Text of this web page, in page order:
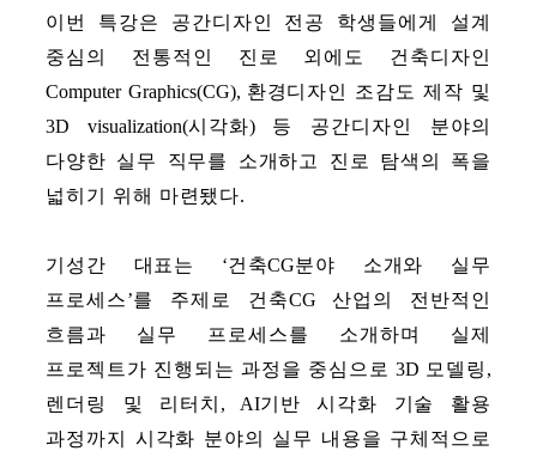
이번 특강은 공간디자인 전공 학생들에게 설계
중심의 전통적인 진로 외에도 건축디자인
Computer Graphics(CG), 환경디자인 조감도 제작 및
3D visualization(시각화) 등 공간디자인 분야의
다양한 실무 직무를 소개하고 진로 탐색의 폭을
넓히기 위해 마련됐다.
기성간 대표는 ‘건축CG분야 소개와 실무
프로세스’를 주제로 건축CG산업의 전반적인
흐름과 실무 프로세스를 소개하며 실제
프로젝트가 진행되는 과정을 중심으로3D 모델링 ,
렌더링 및 리터치 , AI기반 시각화 기술 활용
과정까지 시각화 분야의 실무 내용을 구체적으로